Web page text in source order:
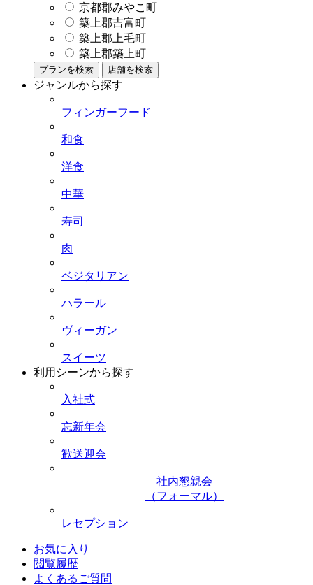
京都郡みやこ町
築上郡吉富町
築上郡上毛町
築上郡築上町
プランを検索 店舗を検索
ジャンルから探す
フィンガーフード
和食
洋食
中華
寿司
肉
ベジタリアン
ハラール
ヴィーガン
スイーツ
利用シーンから探す
入社式
忘新年会
歓送迎会
社内懇親会
（フォーマル）
レセプション
お気に入り
閲覧履歴
よくあるご質問